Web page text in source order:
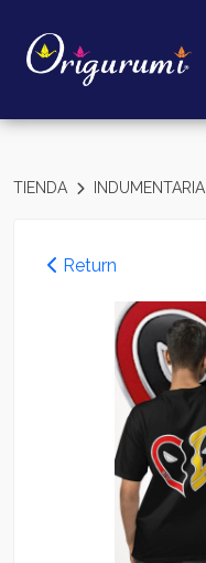
TIENDA INDUMENTARIA
Return